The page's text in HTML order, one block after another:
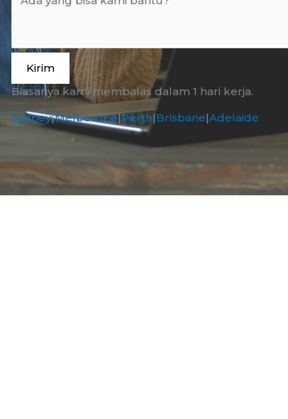
Kirim
Biasanya kami membalas dalam 1 hari kerja.
Sydney|Melbourne|Perth|Brisbane|Adelaide